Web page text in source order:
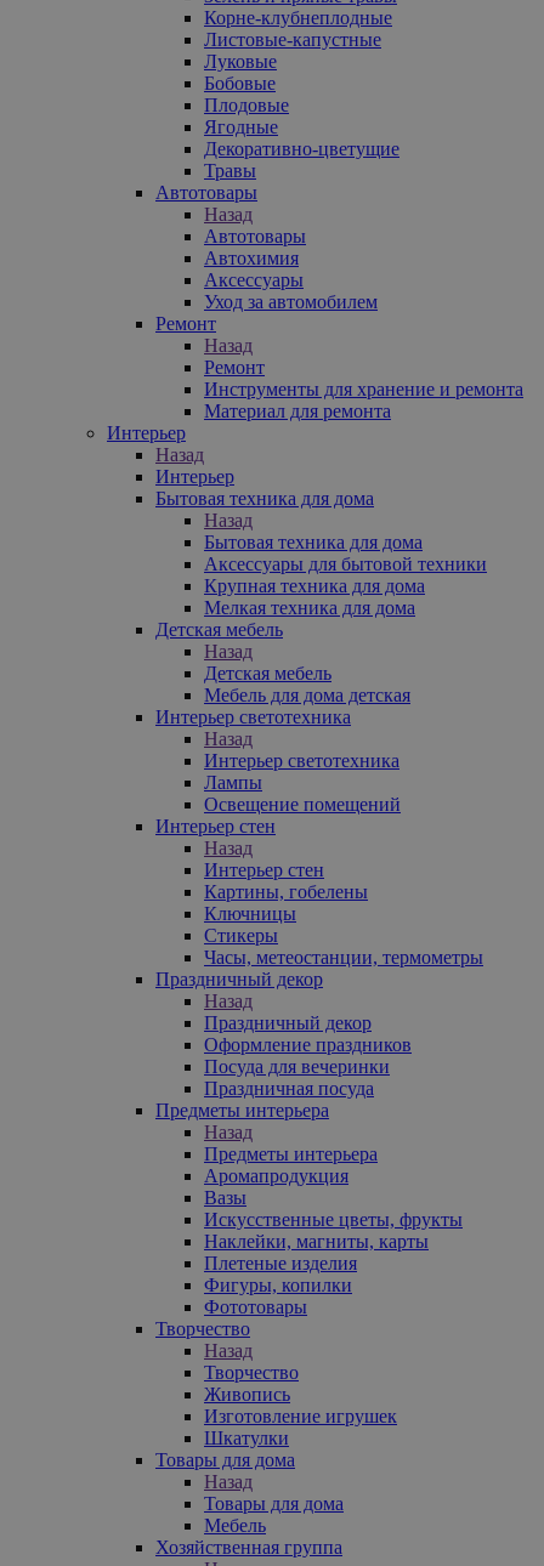
Корне-клубнеплодные
Листовые-капустные
Луковые
Бобовые
Плодовые
Ягодные
Декоративно-цветущие
Травы
Автотовары
Назад
Автотовары
Автохимия
Аксессуары
Уход за автомобилем
Ремонт
Назад
Ремонт
Инструменты для хранение и ремонта
Материал для ремонта
Интерьер
Назад
Интерьер
Бытовая техника для дома
Назад
Бытовая техника для дома
Аксессуары для бытовой техники
Крупная техника для дома
Мелкая техника для дома
Детская мебель
Назад
Детская мебель
Мебель для дома детская
Интерьер светотехника
Назад
Интерьер светотехника
Лампы
Освещение помещений
Интерьер стен
Назад
Интерьер стен
Картины, гобелены
Ключницы
Стикеры
Часы, метеостанции, термометры
Праздничный декор
Назад
Праздничный декор
Оформление праздников
Посуда для вечеринки
Праздничная посуда
Предметы интерьера
Назад
Предметы интерьера
Аромапродукция
Вазы
Искусственные цветы, фрукты
Наклейки, магниты, карты
Плетеные изделия
Фигуры, копилки
Фототовары
Творчество
Назад
Творчество
Живопись
Изготовление игрушек
Шкатулки
Товары для дома
Назад
Товары для дома
Мебель
Хозяйственная группа